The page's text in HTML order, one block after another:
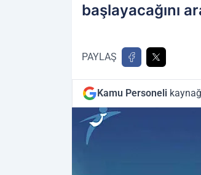
başlayacağını
PAYLAŞ
Kamu Personeli